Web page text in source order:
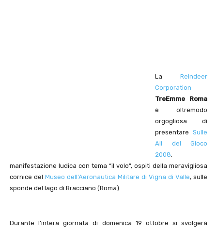
La Reindeer
Corporation
TreEmme Roma
è oltremodo
orgogliosa di
presentare Sulle
Ali del Gioco
2008,
manifestazione ludica con tema “il volo”, ospiti della meravigliosa
cornice del Museo dell’Aeronautica Militare di Vigna di Valle, sulle
sponde del lago di Bracciano (Roma).
Durante l’intera giornata di domenica 19 ottobre si svolgerà